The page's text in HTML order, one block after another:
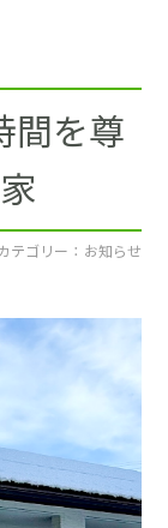
を尊
テゴリー ： お知らせ